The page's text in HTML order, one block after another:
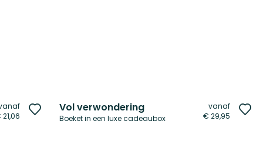
VoegVol verwondering
Boeket in een luxe cadeaubox
vanaf
€ 29,95